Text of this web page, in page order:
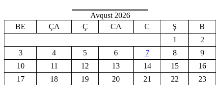
Avqust 2026
BE
ÇA Ç CA C Ş
B
1
2
3
4 5 6 7 8
9
10
11 12 13 14 15
16
17
18 19 20 21 22
23